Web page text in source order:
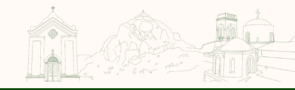
Αρχιεπισκοπή Εκκλησιαστική Ζωή Επικοινωνία